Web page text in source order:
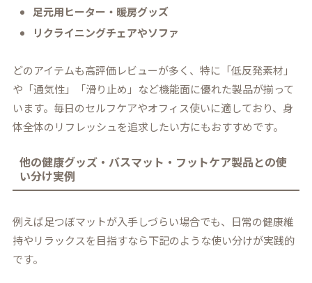
足元用ヒーター・暖房グッズ
リクライニングチェアやソファ
どのアイテムも高評価レビューが多く、特に「低反発素材」
や「通気性」「滑り止め」など機能面に優れた製品が揃って
います。毎日のセルフケアやオフィス使いに適しており、身
体全体のリフレッシュを追求したい方にもおすすめです。
他の健康グッズ・バスマット・フットケア製品との使
い分け実例
例えば足つぼマットが入手しづらい場合でも、日常の健康維
持やリラックスを目指すなら下記のような使い分けが実践的
です。